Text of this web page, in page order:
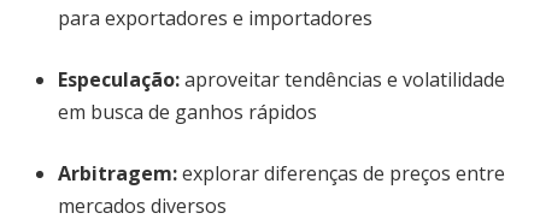
para exportadores e importadores
Especulação:aproveitar tendências e volatilidade
em busca de ganhos rápidos
Arbitragem:explorar diferenças de preços entre
mercados diversos